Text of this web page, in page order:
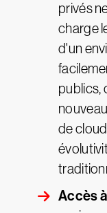
privés
charge
d'un
publics,
de
Accès